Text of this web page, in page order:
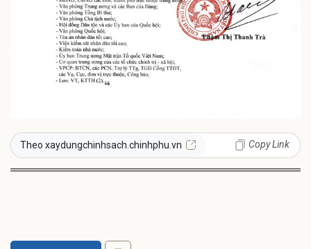
Theo xaydungchinhsach.chinhphu.vn Copy Link